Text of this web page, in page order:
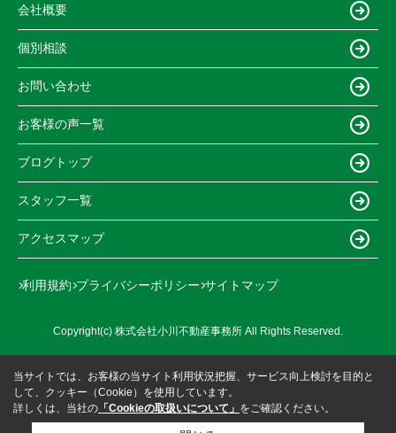
会社概要
個別相談
お問い合わせ
お客様の声一覧
ブログトップ
スタッフ一覧
アクセスマップ
利用規約 プライバシーポリシー サイトマップ
Copyright(c) 株式会社小川不動産事務所 All Rights Reserved.
当サイトでは、お客様の当サイト利用状況把握、サービス向上検討を目的と
して、クッキー（Cookie）を使用しています。
詳しくは、当社の 「Cookieの取扱いについて」 をご確認ください。